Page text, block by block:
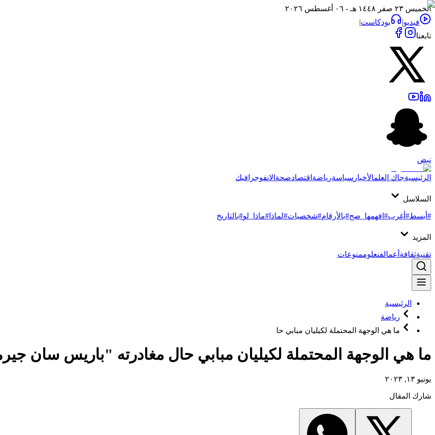
الخميس ٢٣ صفر ١٤٤٨ هـ - ٠٦ أغسطس ٢٠٢٦
فيديو| بودكاست|
تابعنا
نبض
الرئيسيةجاك العلمالأخبار سياسةرياضة اقتصادصحة الانفوجرافيك
السلاسل
#أبسط#أغرب#افهمها_صح#بالأرقام#شخصيات#لماذا #ماذا_لو#بالتاريخ
المزيد
تقنيةثقافة أعمالفنعلوممنوعات
الرئيسية
رياضة
ما هي الوجهة المحتملة لكيليان مبابي حا
ما هي الوجهة المحتملة لكيليان مبابي حال مغادرته "باريس سان
يونيو ١٣, ٢٠٢٣
شارك المقال